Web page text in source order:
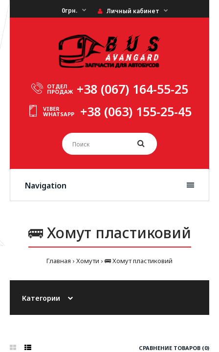
0грн. Личный кабинет
ОТДЕЛ
ПРОДАЖ +38 (067) 164-55-25
VIBER
WHATSAPP +38 (063) 155-25-45
Navigation
🚌 Хомут пластиковий
Главная Хомути 🚌 Хомут пластиковий
Категории
СРАВНЕНИЕ ТОВАРОВ (0)